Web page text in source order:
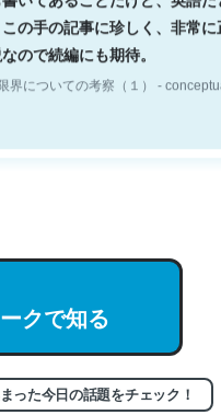
の手の記事に珍しく、非常に
ので続編にも期待。
界についての考察（１） -
entry/
界についての考察（１） -
クで知る
った今日の話題をチェック！